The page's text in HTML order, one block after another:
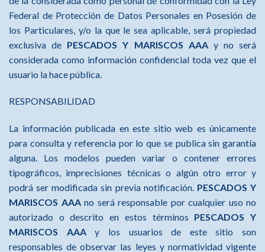
Federal de Protección de Datos Personales en Posesión de
los Particulares, y/o la que le sea aplicable, será propiedad
exclusiva de PESCADOS Y MARISCOS AAAy no será
considerada como información confidencial toda vez que el
usuario la hace pública.
RESPONSABILIDAD
La información publicada en este sitio web es únicamente
para consulta y referencia por lo que se publica sin garantía
alguna. Los modelos pueden variar o contener errores
tipográficos, imprecisiones técnicas o algún otro error y
podrá ser modificada sin previa notificación. PESCADOS Y
MARISCOS AAAno será responsable por cualquier uso no
autorizado o descrito en estos términos PESCADOS Y
MARISCOS AAAy los usuarios de este sitio son
responsables de observar las leyes y normatividad vigente